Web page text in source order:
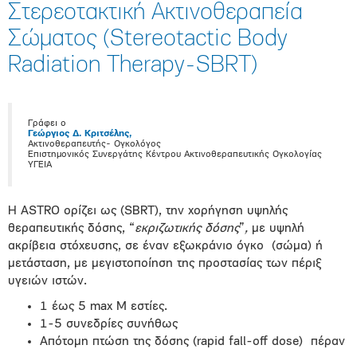
Στερεοτακτική Ακτινοθεραπεία
Σώματος (Stereotactic Body
Radiation Therapy-SBRT)
Γράφει ο
Γεώργιος Δ. Κριτσέλης,
Ακτινοθεραπευτής- Ογκολόγος
Επιστημονικός Συνεργάτης Κέντρου Ακτινοθεραπευτικής Ογκολογίας
ΥΓΕΙΑ
Η ASTRO ορίζει ως (SBRT), την χορήγηση υψηλής
θεραπευτικής δόσης, “εκριζωτικής δόσης”, με υψηλή
ακρίβεια στόχευσης, σε έναν εξωκράνιο όγκο
(σώμα) ή
μετάσταση, με μεγιστοποίηση της προστασίας των πέριξ
υγειών ιστών.
1 έως 5 max Μ εστίες.
1-5 συνεδρίες συνήθως
Απότομη πτώση της δόσης (rapid fall-off dose)
πέραν